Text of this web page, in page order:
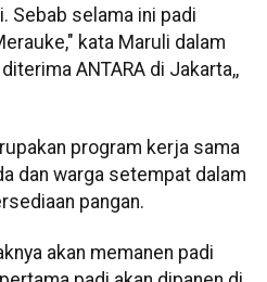
Sebab selama ini padi
kata Maruli dalam
ANTARA di Jakarta,,
program kerja sama
dan warga setempat dalam
pangan.
akan memanen padi